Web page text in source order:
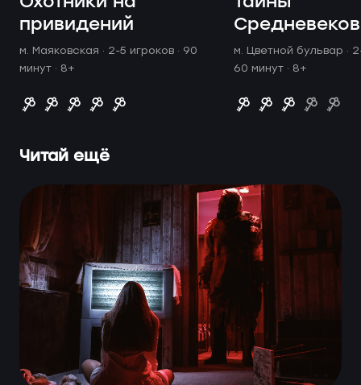
привидений
м. Маяковская · 2-5 игроков · 90
минут · 8+
м. Цветной бульвар ·
60 минут · 8+
Читай ещё